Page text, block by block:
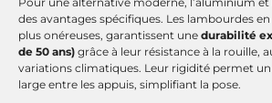
des avantages spécifiques. Les lambourdes
plus onéreuses, garantissent une durabilité
de 50 ans) grâce à leur résistance à la rouille,
variations climatiques. Leur rigidité permet
large entre les appuis, simplifiant la pose.